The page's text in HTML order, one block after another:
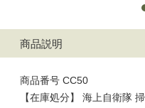
商品説明
商品番号 CC50
【在庫処分】 海上自衛隊